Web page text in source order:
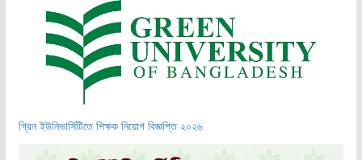
গ্রিন ইউনিভার্সিটিতে শিক্ষক নিয়োগ বিজ্ঞপ্তি ২০২৬